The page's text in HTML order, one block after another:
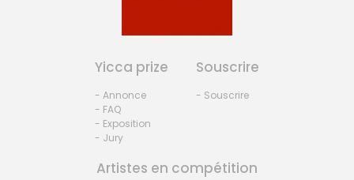
Yicca prize
- Annonce
- FAQ
- Exposition
- Jury
Souscrire
- Souscrire
Artistes en compétition